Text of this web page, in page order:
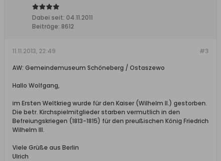
Dabei seit: 04.11.2011
Beiträge: 8612
#3
11.11.2013, 22:49
AW: Gemeindemuseum Schöneberg / Ostaszewo
Hallo Wolfgang,
im Ersten Weltkrieg wurde für den Kaiser (Wilhelm II.) gestorben.
Die betr. Kirchspielmitglieder starben vermutlich in den
Befreiungskriegen (1813-1815) für den preußischen König Friedrich
Wilhelm III.
Viele Grüße aus Berlin
Ulrich